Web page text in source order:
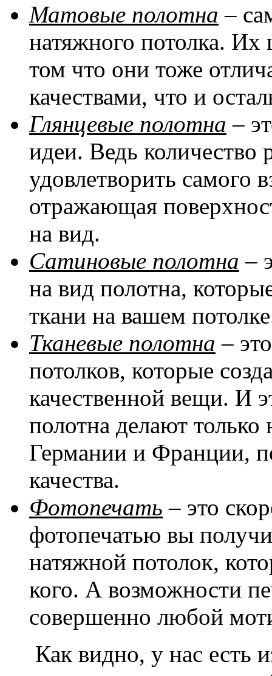
Матовые полотна –
натяжного потолка. Их
том что они тоже
качествами, что и
Глянцевые полотна –
идеи. Ведь количество
удовлетворить самого
отражающая
на вид.
Сатиновые полотна –
на вид полотна,
ткани на вашем
Тканевые полотна –
потолков, которые
качественной вещи. И
полотна делают
Германии и Франции,
качества.
Фотопечать – это
фотопечатью вы
натяжной потолок,
кого. А возможности
совершенно любой
Как видно, у нас есть